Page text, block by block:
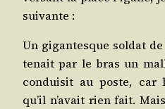
suivante :
Un gigan­tesque sol­dat
tenait par le bras un
condui­sit au poste, car
qu’il n’a­vait rien fait.